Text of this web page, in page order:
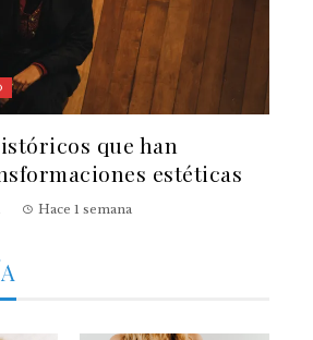
que han
estéticas
Hace 1 semana